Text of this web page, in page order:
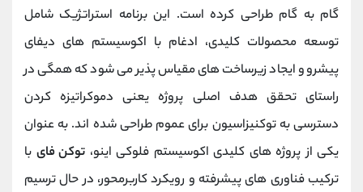
گام ‌به ‌گام طراحی کرده است. این برنامه استراتژیک شامل
توسعه محصولات کلیدی، ادغام با اکوسیستم‌ های دیفای
پیشرو و ایجاد زیرساخت‌ های مقیاس‌ پذیر می ‌شود که همگی در
راستای تحقق هدف اصلی پروژه یعنی دموکراتیزه کردن
دسترسی به توکنیزاسیون برای عموم طراحی شده ‌اند. به عنوان
یکی از پروژه ‌های کلیدی اکوسیستم فلوکی اینو، توکن فای با
ترکیب فناوری‌ های پیشرفته و رویکرد کاربرمحور، در حال ترسیم